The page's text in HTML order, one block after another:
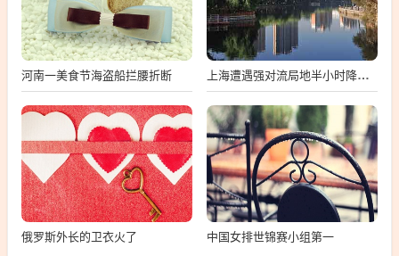
河南一美食节海盗船拦腰折断 上海遭遇强对流局地半小时降温13℃
俄罗斯外长的卫衣火了 中国女排世锦赛小组第一